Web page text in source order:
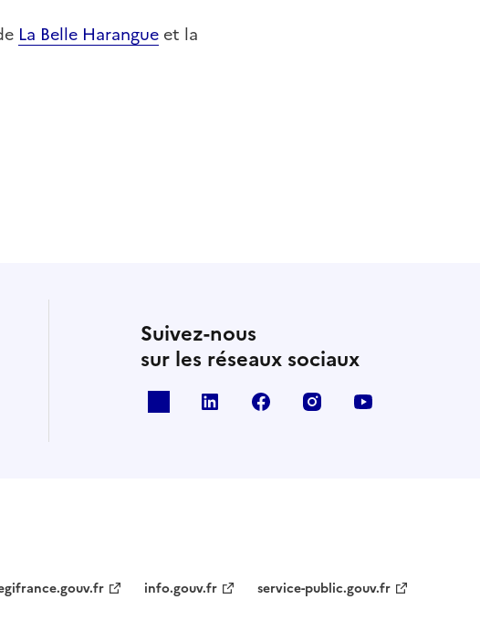
La Belle Harangue et la
Suivez-nous
sur les réseaux sociaux
linkedin facebook instagram
info.gouv.fr service-public.gouv.fr